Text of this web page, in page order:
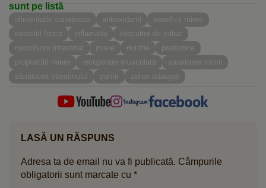
sunt pe listă
alimentatie sanatoasa antioxidanti
beneficii miere
exercitii fizice
inflamatie
inlocuitor de zahar
microbiom intestinal
miere nutritie
prebiotice
proprietăți miere
recuperare musculara
sanatatea inimii
sănătatea intestinului
zahăr zahar adaugat
LASĂ UN RĂSPUNS
Adresa ta de email nu va fi publicată. Câmpurile
obligatorii sunt marcate cu *